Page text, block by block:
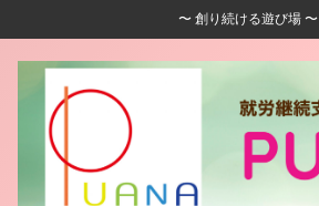
〜 創り続ける遊び場 〜